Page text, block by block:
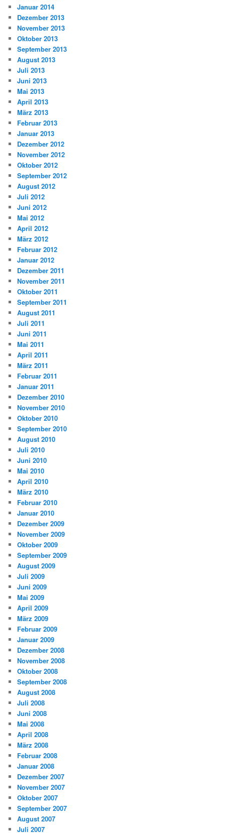
Januar 2014
Dezember 2013
November 2013
Oktober 2013
September 2013
August 2013
Juli 2013
Juni 2013
Mai 2013
April 2013
März 2013
Februar 2013
Januar 2013
Dezember 2012
November 2012
Oktober 2012
September 2012
August 2012
Juli 2012
Juni 2012
Mai 2012
April 2012
März 2012
Februar 2012
Januar 2012
Dezember 2011
November 2011
Oktober 2011
September 2011
August 2011
Juli 2011
Juni 2011
Mai 2011
April 2011
März 2011
Februar 2011
Januar 2011
Dezember 2010
November 2010
Oktober 2010
September 2010
August 2010
Juli 2010
Juni 2010
Mai 2010
April 2010
März 2010
Februar 2010
Januar 2010
Dezember 2009
November 2009
Oktober 2009
September 2009
August 2009
Juli 2009
Juni 2009
Mai 2009
April 2009
März 2009
Februar 2009
Januar 2009
Dezember 2008
November 2008
Oktober 2008
September 2008
August 2008
Juli 2008
Juni 2008
Mai 2008
April 2008
März 2008
Februar 2008
Januar 2008
Dezember 2007
November 2007
Oktober 2007
September 2007
August 2007
Juli 2007